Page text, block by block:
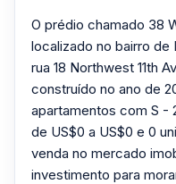
O prédio chamado 38
localizado no bairro de
rua 18 Northwest 11th
construído no ano de
apartamentos com S -
de US$0 a US$0 e 0
venda no mercado
investimento para